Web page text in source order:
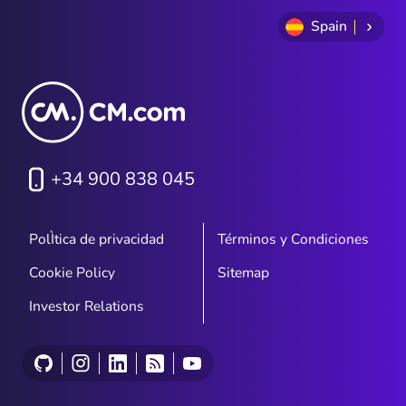
Spain
+34 900 838 045
PolÌtica de privacidad
Términos y Condiciones
Cookie Policy
Sitemap
Investor Relations